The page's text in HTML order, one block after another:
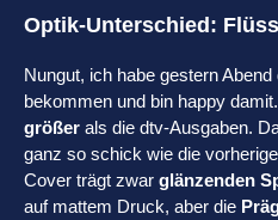
Optik-Unterschied:
Nungut, ich habe gestern
bekommen und bin happy
größer als die dtv-Ausgaben.
ganz so schick wie die
Cover trägt zwar glänzenden
auf mattem Druck, aber die